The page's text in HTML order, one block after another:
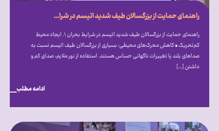
راهنمای حمایت از بزرگسالان طیف شدید اتیسم در شرایط بحران
راهنمای حمایت از بزرگسالان طیف شدید اتیسم در شرایط بحران ۱. ایجاد محیط
کم‌تحریک • کاهش محرک‌های محیطی: بسیاری از بزرگسالان طیف اتیسم نسبت به
صداهای بلند یا تغییرات ناگهانی حساس هستند. استفاده از نور ملایم، صدای کم و
داشتن […]
ادامه مطلب